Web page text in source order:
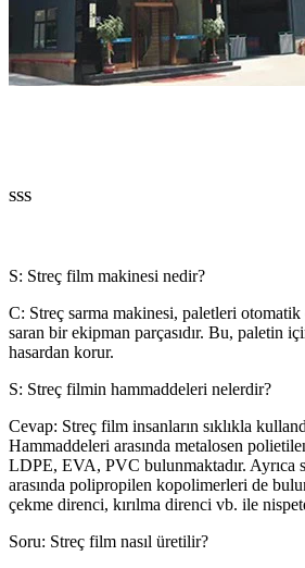
SSS
S: Streç film makinesi nedir?
C: Streç sarma makinesi, paletleri
saran bir ekipman parçasıdır. Bu, paletin
hasardan korur.
S: Streç filmin hammaddeleri nelerdir?
Cevap: Streç film insanların sıklıkla
Hammaddeleri arasında metalosen
LDPE, EVA, PVC bulunmaktadır. Ayrıca
arasında polipropilen kopolimerleri de
çekme direnci, kırılma direnci vb. ile
Soru: Streç film nasıl üretilir?